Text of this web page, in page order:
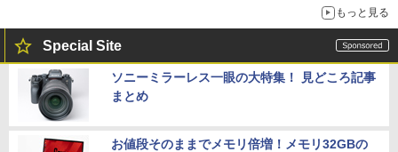
もっと見る
Special Site
ソニーミラーレス一眼の大特集！ 見どころ記事
まとめ
お値段そのままでメモリ倍増！メモリ32GBの